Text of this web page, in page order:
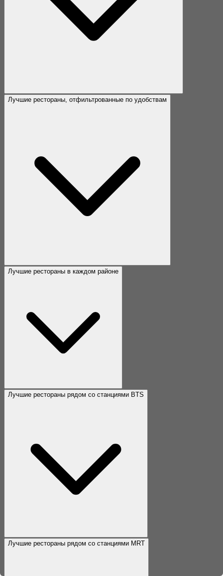
Лучшие рестораны, отфильтрованные по удобствам
Лучшие рестораны в каждом районе
Лучшие рестораны рядом со станциями BTS
Лучшие рестораны рядом со станциями MRT